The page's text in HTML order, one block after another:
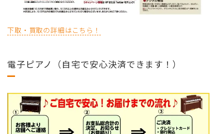
下取・買取の詳細はこちら！
電子ピアノ（自宅で安心決済できます！）